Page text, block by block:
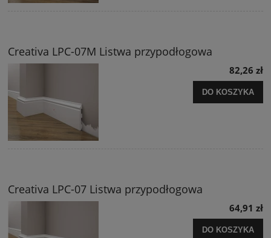
Creativa LPC-07M Listwa przypodłogowa
82,26 zł
DO KOSZYKA
Creativa LPC-07 Listwa przypodłogowa
64,91 zł
DO KOSZYKA